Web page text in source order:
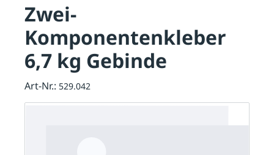
Zwei-
Komponentenkleber
6,7 kg Gebinde
Art-Nr.: 529.042